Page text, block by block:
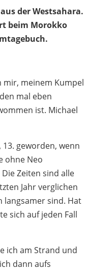
der Westsahara.
beim Morokko
mir, meinem Kumpel
mal eben
ist. Michael
geworden, wenn
ohne Neo
Zeiten sind alle
Jahr verglichen
langsamer sind. Hat
sich auf jeden Fall
ich am Strand und
dann aufs